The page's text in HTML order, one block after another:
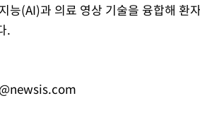
능(AI)과 의료 영상 기술을 융합해 환
.